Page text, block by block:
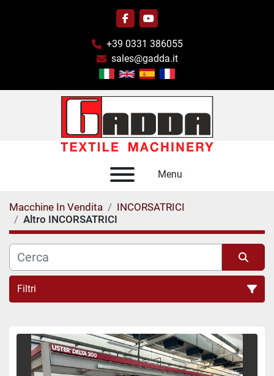
facebookyoutube
+39 0331 386055
sales@gadda.it
Menu
Macchine In Vendita
INCORSATRICI
Altro INCORSATRICI
Filtri
Ordina per